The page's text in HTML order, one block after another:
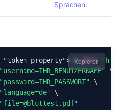
Sprachen.
"token-property">-X POST "
"username=IHR_BENUTZERNAME" \
"password=IHR_PASSWORT" \
"language=de" \
"file=@bluttest.pdf"
Kopieren